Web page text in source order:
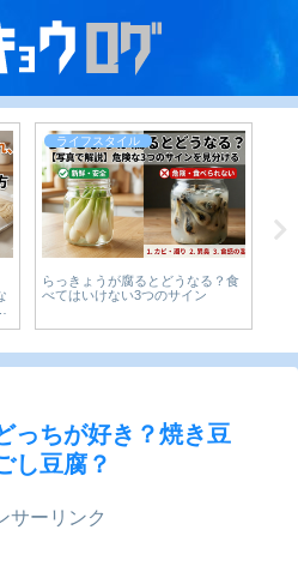
ライフスタイル
らっきょうが腐るとどうなる？食
べてはいけない3つのサイン
っちが好き？焼き豆
豆腐？
サーリンク